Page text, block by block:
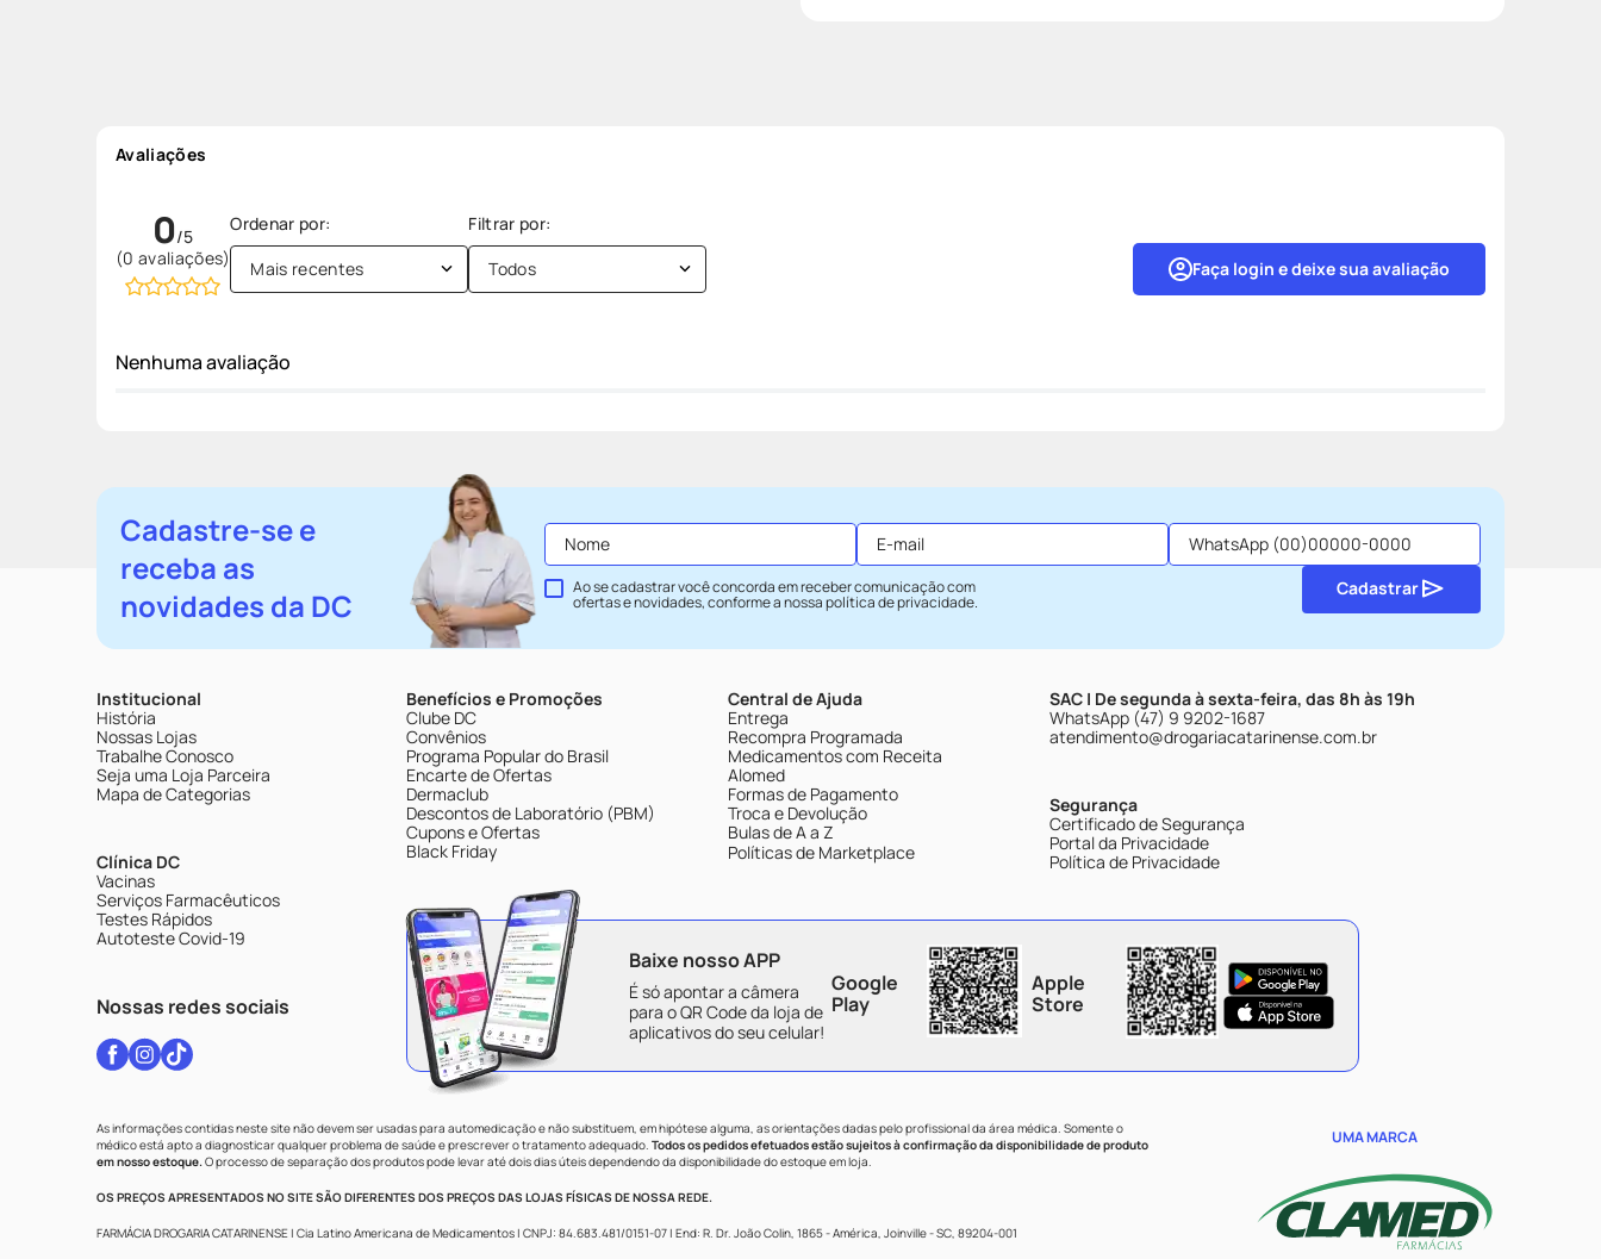
Avaliações
0
(0 avaliações) Faça login e deixe sua avaliação
Mais recentes Todos
Nenhuma avaliação
Cadastre-se e
receba as
novidades da DC
Ao se cadastrar você concorda em receber comunicação com
ofertas e novidades, conforme a nossapolítica de privacidade.
Cadastrar
Institucional
História
Nossas Lojas
Trabalhe Conosco
Seja uma Loja Parceira
Mapa de Categorias
Clínica DC
Vacinas
Serviços Farmacêuticos
Testes Rápidos
Autoteste Covid-19
Nossas redes sociais
Benefícios e Promoções
Clube DC
Convênios
Programa Popular do Brasil
Encarte de Ofertas
Dermaclub
Descontos de Laboratório (PBM)
Cupons e Ofertas
Black Friday
Central de Ajuda
Entrega
Recompra Programada
Medicamentos com Receita
Alomed
Formas de Pagamento
Troca e Devolução
Bulas de A a Z
Políticas de Marketplace
SAC | De segunda à sexta-feira, das 8h às 19h
WhatsApp (47) 9 9202-1687
atendimento@drogariacatarinense.com.br
Segurança
Certificado de Segurança
Portal da Privacidade
Política de Privacidade
Baixe nosso APP
É só apontar a câmera
para o QR Code da loja de
aplicativos do seu celular!
Google
Play
Apple
Store
As informações contidas neste site não devem ser usadas para automedicação e não substituem, em hipótese alguma, as orientações dadas pelo profissional da área médica. Somente o
médico está apto a diagnosticar qualquer problema de saúde e prescrever o tratamento adequado. Todos os pedidos efetuados estão sujeitos à confirmação da disponibilidade de produto
em nosso estoque.O processo de separação dos produtos pode levar até dois dias úteis dependendo da disponibilidade do estoque em loja.
OS PREÇOS APRESENTADOS NO SITE SÃO DIFERENTES DOS PREÇOS DAS LOJAS FÍSICAS DE NOSSA REDE.
FARMÁCIA DROGARIA CATARINENSE | Cia Latino Americana de Medicamentos | CNPJ: 84.683.481/0151-07 | End: R. Dr. João Colin, 1865 - América, Joinville - SC, 89204-001
UMA MARCA